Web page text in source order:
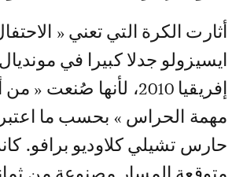
أثارت الكرة التي تعني «
ايسيزولو جدلا كبيرا في
إفريقيا 2010، لأنها صُنعت
مهمة الحراس » بحسب ما اعتبر
حارس تشيلي كلاوديو برافو.